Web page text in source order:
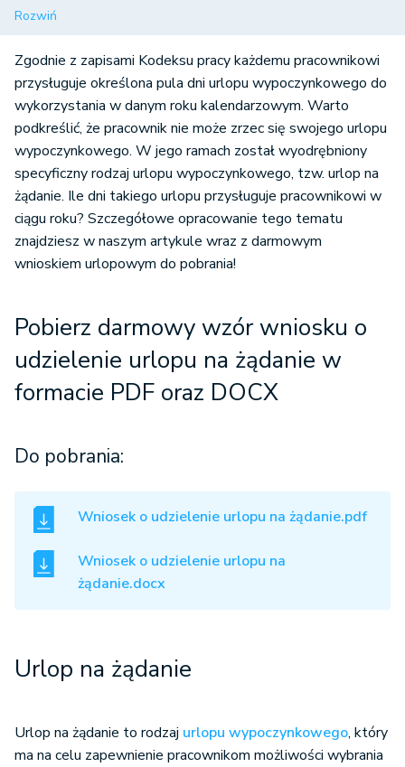
rok?
Urlop na żądanie – podsumowanie
Rozwiń
Zgodnie z zapisami Kodeksu pracy każdemu pracownikowi
przysługuje określona pula dni urlopu wypoczynkowego do
wykorzystania w danym roku kalendarzowym. Warto
podkreślić, że pracownik nie może zrzec się swojego urlopu
wypoczynkowego. W jego ramach został wyodrębniony
specyficzny rodzaj urlopu wypoczynkowego, tzw. urlop na
żądanie. Ile dni takiego urlopu przysługuje pracownikowi w
ciągu roku? Szczegółowe opracowanie tego tematu
znajdziesz w naszym artykule wraz z darmowym
wnioskiem urlopowym do pobrania!
Pobierz darmowy wzór wniosku o
udzielenie urlopu na żądanie w
formacie PDF oraz DOCX
Do pobrania:
Wniosek o udzielenie urlopu na żądanie.pdf
Wniosek o udzielenie urlopu na
żądanie.docx
Urlop na żądanie
Urlop na żądanie to rodzaj urlopu wypoczynkowego, który
ma na celu zapewnienie pracownikom możliwości wybrania